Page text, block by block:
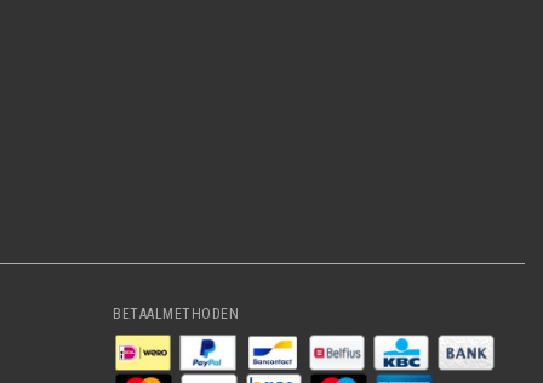
BETAALMETHODEN